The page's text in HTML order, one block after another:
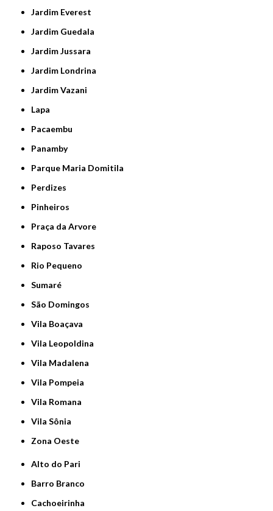
Jardim Everest
Jardim Guedala
Jardim Jussara
Jardim Londrina
Jardim Vazani
Lapa
Pacaembu
Panamby
Parque Maria Domitila
Perdizes
Pinheiros
Praça da Arvore
Raposo Tavares
Rio Pequeno
Sumaré
São Domingos
Vila Boaçava
Vila Leopoldina
Vila Madalena
Vila Pompeia
Vila Romana
Vila Sônia
Zona Oeste
Alto do Pari
Barro Branco
Cachoeirinha